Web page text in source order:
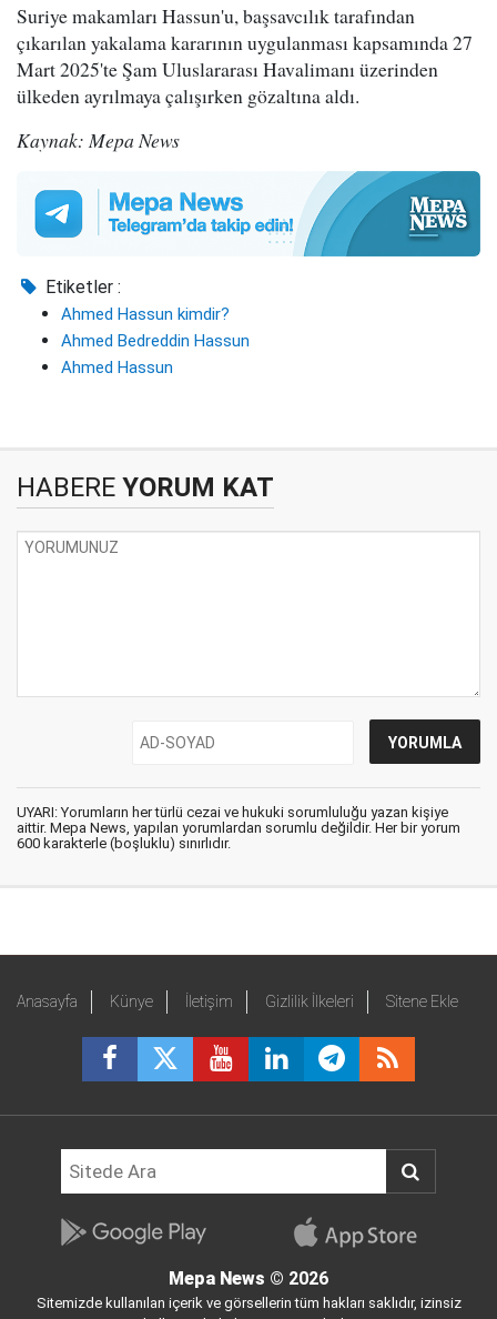
Suriye makamları Hassun'u, başsavcılık tarafından
çıkarılan yakalama kararının uygulanması kapsamında 27
Mart 2025'te Şam Uluslararası Havalimanı üzerinden
ülkeden ayrılmaya çalışırken gözaltına aldı.
Kaynak: Mepa News
Etiketler :
Ahmed Hassun kimdir?
Ahmed Bedreddin Hassun
Ahmed Hassun
HABERE YORUM KAT
UYARI: Yorumların her türlü cezai ve hukuki sorumluluğu yazan kişiye
aittir. Mepa News, yapılan yorumlardan sorumlu değildir. Her bir yorum
600 karakterle (boşluklu) sınırlıdır.
Anasayfa Künye İletişim Gizlilik İlkeleri Sitene Ekle
Mepa News © 2026
Sitemizde kullanılan içerik ve görsellerin tüm hakları saklıdır, izinsiz